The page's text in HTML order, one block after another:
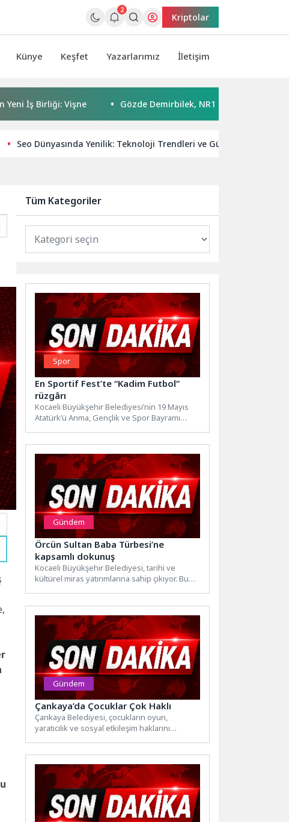
2
Kriptolar
Künye Keşfet Yazarlarımız İletişim
Vişne Gözde Demirbilek, NR1 Magazin’de: ‘Son assolist
Seo Dünyasında Yenilik: Teknoloji Trendleri ve Güncel Gelişmeler
Tüm Kategoriler
Spor
En Sportif Fest’te “Kadim Futbol”
rüzgârı
Kocaeli Büyükşehir Belediyesi’nin 19 Mayıs
Atatürk’ü Anma, Gençlik ve Spor Bayramı
Gündem
Örcün Sultan Baba Türbesi’ne
kapsamlı dokunuş
Kocaeli Büyükşehir Belediyesi, tarihi ve
kültürel miras yatırımlarına sahip çıkıyor. Bu
Gündem
Çankaya’da Çocuklar Çok Haklı
Çankaya Belediyesi, çocukların oyun,
yaratıcılık ve sosyal etkileşim haklarını